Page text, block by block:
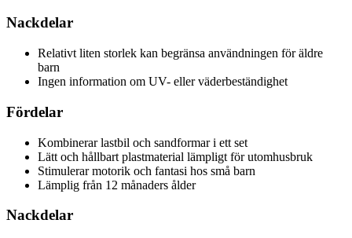
Nackdelar
Relativt liten storlek kan begränsa användningen för äldre
barn
Ingen information om UV- eller väderbeständighet
Fördelar
Kombinerar lastbil och sandformar i ett set
Lätt och hållbart plastmaterial lämpligt för utomhusbruk
Stimulerar motorik och fantasi hos små barn
Lämplig från 12 månaders ålder
Nackdelar